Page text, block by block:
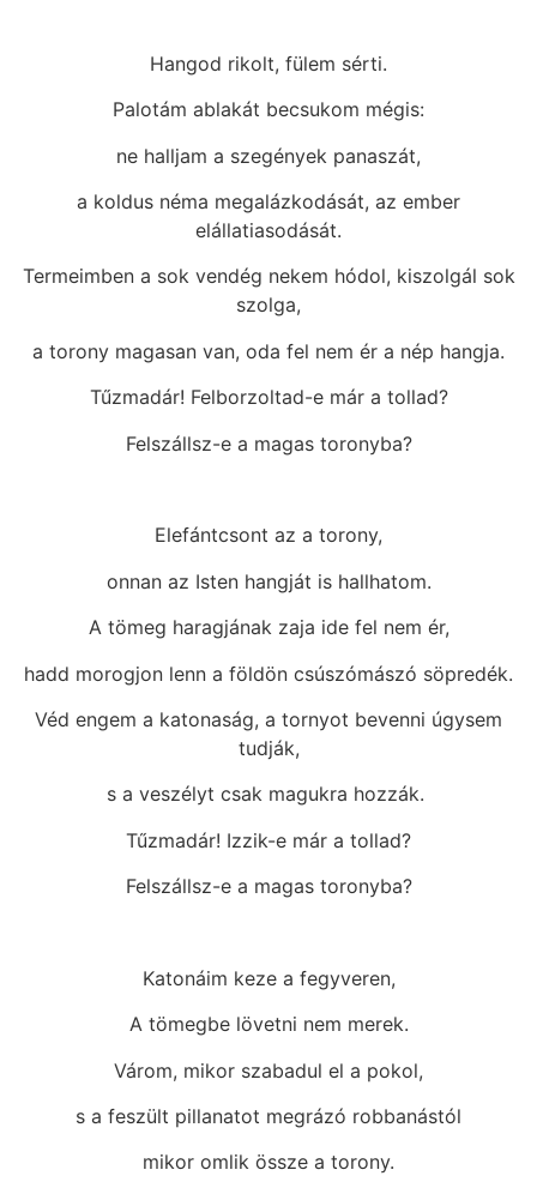
Hangod rikolt, fülem sérti.
Palotám ablakát becsukom mégis:
ne halljam a szegények panaszát,
a koldus néma megalázkodását, az ember
elállatiasodását.
Termeimben a sok vendég nekem hódol, kiszolgál sok
szolga,
a torony magasan van, oda fel nem ér a nép hangja.
Tűzmadár! Felborzoltad-e már a tollad?
Felszállsz-e a magas toronyba?
Elefántcsont az a torony,
onnan az Isten hangját is hallhatom.
A tömeg haragjának zaja ide fel nem ér,
hadd morogjon lenn a földön csúszómászó söpredék.
Véd engem a katonaság, a tornyot bevenni úgysem
tudják,
s a veszélyt csak magukra hozzák.
Tűzmadár! Izzik-e már a tollad?
Felszállsz-e a magas toronyba?
Katonáim keze a fegyveren,
A tömegbe lövetni nem merek.
Várom, mikor szabadul el a pokol,
s a feszült pillanatot megrázó robbanástól
mikor omlik össze a torony.